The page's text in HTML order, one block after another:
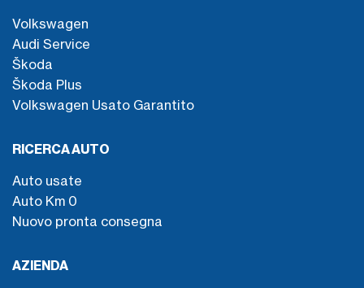
Volkswagen
Audi Service
Škoda
Škoda Plus
Volkswagen Usato Garantito
RICERCA AUTO
Auto usate
Auto Km 0
Nuovo pronta consegna
AZIENDA